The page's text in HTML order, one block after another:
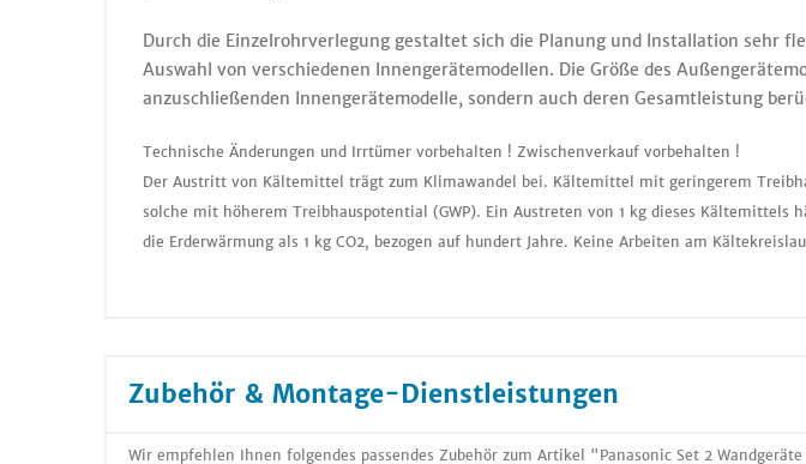
Durch die Einzelrohrverlegung gestaltet sich die Planung und Installation sehr
Auswahl von verschiedenen Innengerätemodellen. Die Größe des
anzuschließenden Innengerätemodelle, sondern auch deren Gesamtleistung
Technische Änderungen und Irrtümer vorbehalten ! Zwischenverkauf vorbehalten !
Der Austritt von Kältemittel trägt zum Klimawandel bei. Kältemittel mit geringerem
solche mit höherem Treibhauspotential (GWP). Ein Austreten von 1 kg dieses
die Erderwärmung als 1 kg CO2, bezogen auf hundert Jahre. Keine Arbeiten am
Zubehör & Montage-Dienstleistungen
Wir empfehlen Ihnen folgendes passendes Zubehör zum Artikel "Panasonic Set 2